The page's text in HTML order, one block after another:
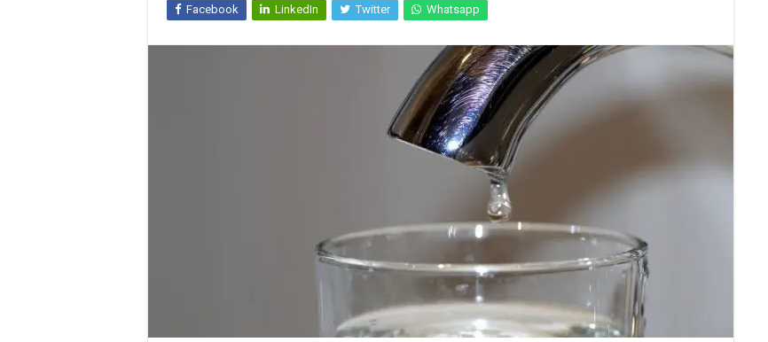
Facebook LinkedIn Twitter Whatsapp